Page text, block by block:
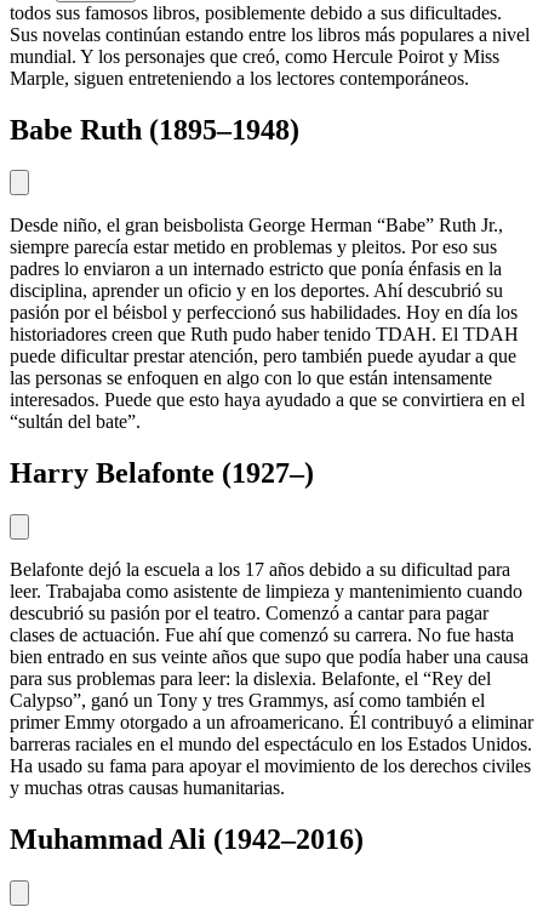
todos sus famosos libros, posiblemente debido a sus dificultades.
Sus novelas continúan estando entre los libros más populares a nivel
mundial. Y los personajes que creó, como Hercule Poirot y Miss
Marple, siguen entreteniendo a los lectores contemporáneos.
Babe Ruth (1895–1948)
Desde niño, el gran beisbolista George Herman “Babe” Ruth Jr.,
siempre parecía estar metido en problemas y pleitos. Por eso sus
padres lo enviaron a un internado estricto que ponía énfasis en la
disciplina, aprender un oficio y en los deportes. Ahí descubrió su
pasión por el béisbol y perfeccionó sus habilidades. Hoy en día los
historiadores creen que Ruth pudo haber tenido TDAH. El TDAH
puede dificultar prestar atención, pero también puede ayudar a que
las personas se enfoquen en algo con lo que están intensamente
interesados. Puede que esto haya ayudado a que se convirtiera en el
“sultán del bate”.
Harry Belafonte (1927–)
Belafonte dejó la escuela a los 17 años debido a su dificultad para
leer. Trabajaba como asistente de limpieza y mantenimiento cuando
descubrió su pasión por el teatro. Comenzó a cantar para pagar
clases de actuación. Fue ahí que comenzó su carrera. No fue hasta
bien entrado en sus veinte años que supo que podía haber una causa
para sus problemas para leer: la dislexia. Belafonte, el “Rey del
Calypso”, ganó un Tony y tres Grammys, así como también el
primer Emmy otorgado a un afroamericano. Él contribuyó a eliminar
barreras raciales en el mundo del espectáculo en los Estados Unidos.
Ha usado su fama para apoyar el movimiento de los derechos civiles
y muchas otras causas humanitarias.
Muhammad Ali (1942–2016)